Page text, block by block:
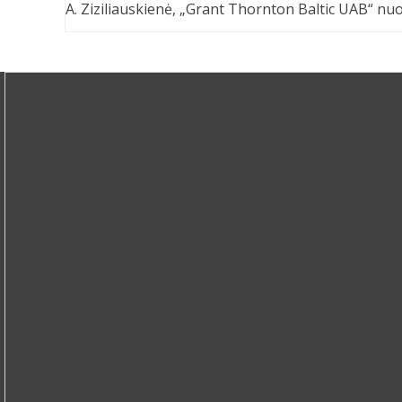
A. Ziziliauskienė, „Grant Thornton Baltic UAB“